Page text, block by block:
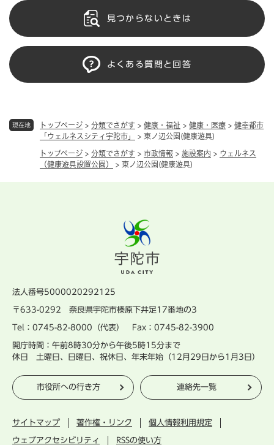
現在地 トップページ > 分類でさがす > 健康・福祉 > 健康・医療 > 健幸都市
「ウェルネスシティ宇陀市」
> 東ノ辺公園(健康遊具)
トップページ > 分類でさがす > 市政情報 > 施設案内 > ウェルネス
（健康遊具設置公園）
> 東ノ辺公園(健康遊具)
見つからないときは
よくある質問と回答
法人番号5000020292125
〒633-0292 奈良県宇陀市榛原下井足17番地の3
Tel：0745-82-8000（代表） Fax：0745-82-3900
開庁時間：午前8時30分から午後5時15分まで
休日 土曜日、日曜日、祝休日、年末年始（12月29日から1月3日）
市役所への行き方 連絡先一覧
サイトマップ 著作権・リンク 個人情報利用規定
ウェブアクセシビリティ RSSの使い方